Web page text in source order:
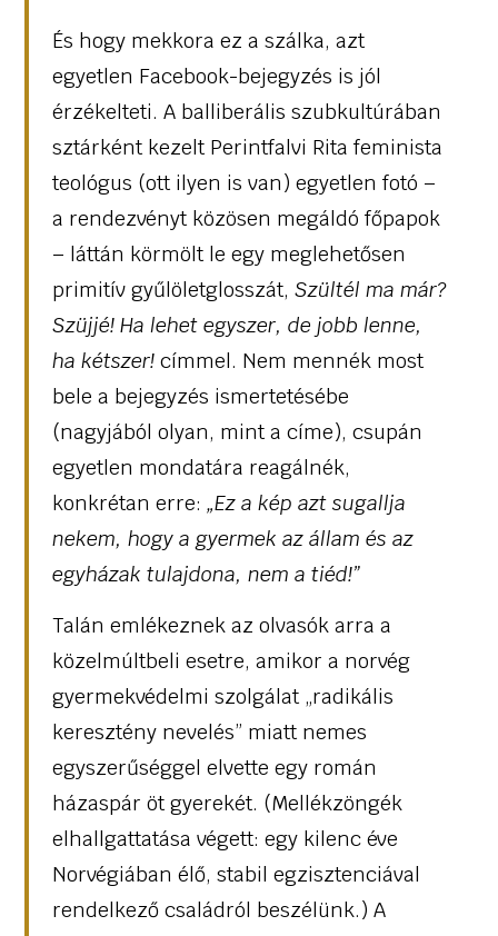
És hogy mekkora ez a szálka, azt
egyetlen Facebook-bejegyzés is jól
érzékelteti. A balliberális szubkultúrában
sztárként kezelt Perintfalvi Rita feminista
teológus (ott ilyen is van) egyetlen fotó –
a rendezvényt közösen megáldó főpapok
– láttán körmölt le egy meglehetősen
primitív gyűlöletglosszát, Szültél ma már?
Szüjjé! Ha lehet egyszer, de jobb lenne,
ha kétszer!címmel. Nem mennék most
bele a bejegyzés ismertetésébe
(nagyjából olyan, mint a címe), csupán
egyetlen mondatára reagálnék,
konkrétan erre: „Ez a kép azt sugallja
nekem, hogy a gyermek az állam és az
egyházak tulajdona, nem a tiéd!”
Talán emlékeznek az olvasók arra a
közelmúltbeli esetre, amikor a norvég
gyermekvédelmi szolgálat „radikális
keresztény nevelés” miatt nemes
egyszerűséggel elvette egy román
házaspár öt gyerekét. (Mellékzöngék
elhallgattatása végett: egy kilenc éve
Norvégiában élő, stabil egzisztenciával
rendelkező családról beszélünk.) A